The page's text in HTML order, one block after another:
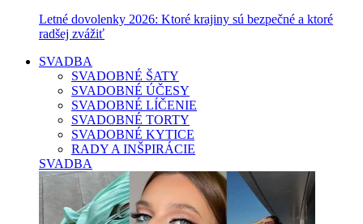
Letné dovolenky 2026: Ktoré krajiny sú bezpečné a ktoré
radšej zvážiť
SVADBA
SVADOBNÉ ŠATY
SVADOBNÉ ÚČESY
SVADOBNÉ LÍČENIE
SVADOBNÉ TORTY
SVADOBNÉ KYTICE
RADY A INŠPIRÁCIE
SVADBA